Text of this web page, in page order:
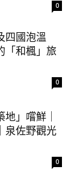
0
四國泡溫
「和楓」旅
0
」嚐鮮｜
泉佐野觀光
0